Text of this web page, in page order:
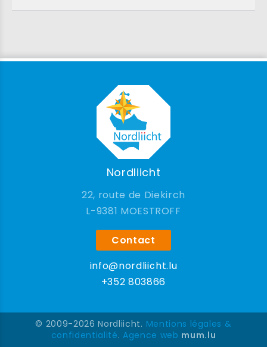
Nordliicht
22, route de Diekirch
9381 MOESTROFF
Contact
info@nordliicht.lu
+352 803866
© 2009-2026 Nordliicht. Mentions légales &
confidentialité. Agence web mum.lu